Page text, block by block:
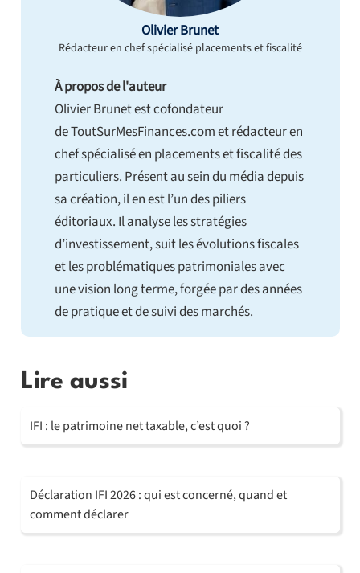
Olivier Brunet
Rédacteur en chef spécialisé placements et fiscalité
À propos de l'auteur
Olivier Brunet est cofondateur
de ToutSurMesFinances.com et rédacteur en
chef spécialisé en placements et fiscalité des
particuliers. Présent au sein du média depuis
sa création, il en est l’un des piliers
éditoriaux. Il analyse les stratégies
d’investissement, suit les évolutions fiscales
et les problématiques patrimoniales avec
une vision long terme, forgée par des années
de pratique et de suivi des marchés.
Lire aussi
IFI : le patrimoine net taxable, c’est quoi ?
Déclaration IFI 2026 : qui est concerné, quand et
comment déclarer